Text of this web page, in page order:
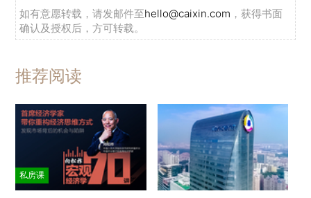
如有意愿转载，请发邮件至hello@caixin.com ，获得书面
确认及授权后，方可转载。
推荐阅读
私房课